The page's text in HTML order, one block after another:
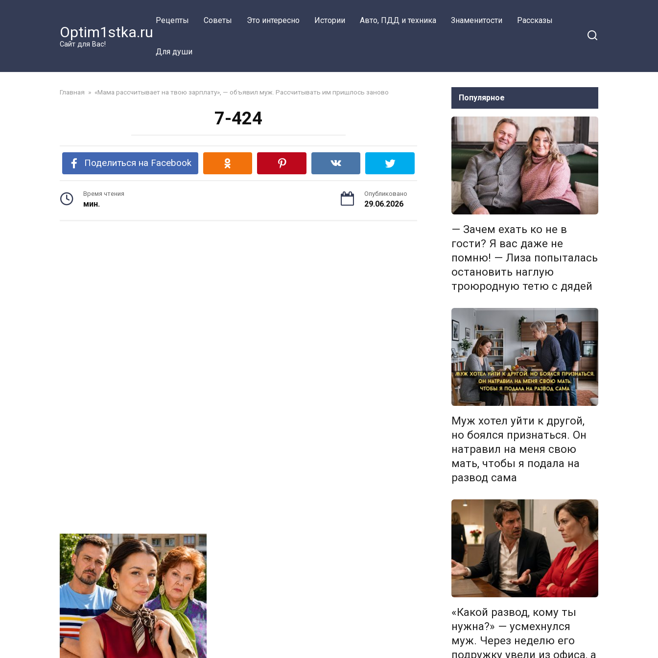
Optim1stka.ru
Сайт для Вас!
Рецепты Советы Это интересно Истории Авто, ПДД и техника Знаменитости Рассказы
Для души
Главная » «Мама рассчитывает на твою зарплату», — объявил муж. Рассчитывать им пришлось заново
7-424
Поделиться на Facebook
Время чтения
мин.
Опубликовано
29.06.2026
Популярное
— Зачем ехать ко не в
гости? Я вас даже не
помню! — Лиза попыталась
остановить наглую
троюродную тетю с дядей
Муж хотел уйти к другой,
но боялся признаться. Он
натравил на меня свою
мать, чтобы я подала на
развод сама
«Какой развод, кому ты
нужна?» — усмехнулся
муж. Через неделю его
подружку увели из офиса, а